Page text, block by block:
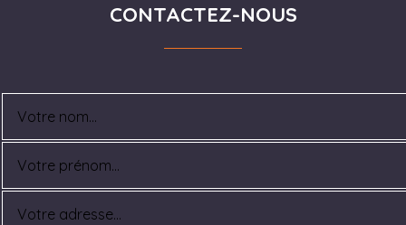
CONTACTEZ-NOUS